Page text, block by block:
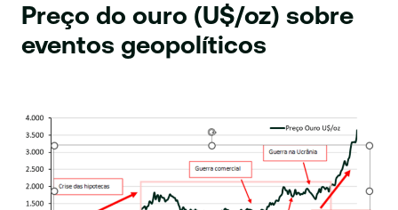
Preço do ouro (U$/oz) sobre
eventos geopolíticos